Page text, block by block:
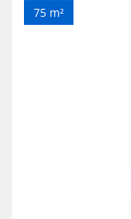
75 m²